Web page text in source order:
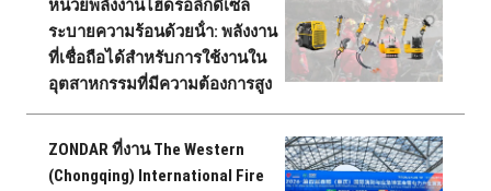
หน่วยพลังงานไฮดรอลิกดีเซล
ระบายความร้อนด้วยน้ํา: พลังงาน
ที่เชื่อถือได้สําหรับการใช้งานใน
อุตสาหกรรมที่มีความต้องการสูง
ZONDAR ที่งาน The Western
(Chongqing) International Fire